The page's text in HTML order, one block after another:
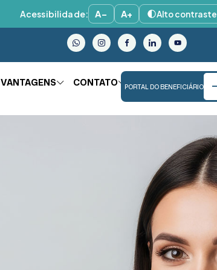
Acessibilidade: A− A+ Alto contraste
VANTAGENS CONTATO PORTAL DO BENEFICIÁRIO